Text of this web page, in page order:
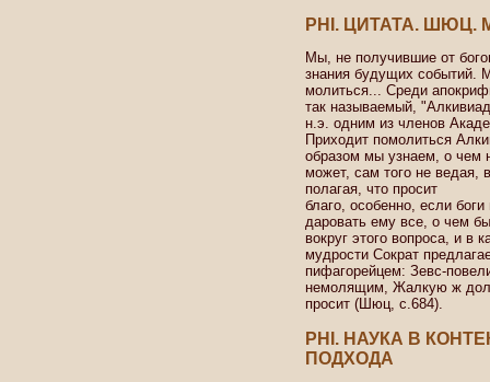
PHI. ЦИТАТА. ШЮЦ.
Мы, не получившие от
знания будущих событий.
молиться... Среди
так называемый,
н.э. одним из членов
Приходит помолиться
образом мы узнаем, о чем
может, сам того не ведая,
полагая, что просит
благо, особенно, если
даровать ему все, о чем
вокруг этого вопроса, и в
мудрости Сократ
пифагорейцем: Зевс-
немолящим, Жалкую ж
просит (Шюц, с.684).
PHI. НАУКА В
ПОДХОДА